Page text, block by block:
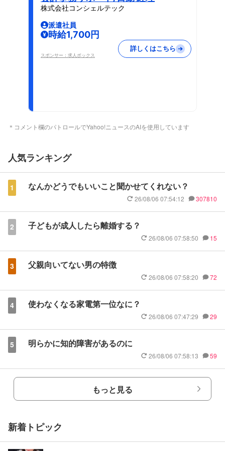
株式会社コンシェルテック
派遣社員
時給1,700円
スポンサー：求人ボックス
詳しくはこちら
＊コメント欄のパトロールでYahoo!ニュースのAIを使用しています
人気ランキング
1 なんかどうでもいいこと聞かせてくれない？
26/08/06 07:54:12 307810
2 子どもが成人したら離婚する？
26/08/06 07:58:50 15
3 父親向いてない男の特徴
26/08/06 07:58:20 72
4 使わなくなる家電第一位なに？
26/08/06 07:47:29 29
5 明らかに知的障害があるのに
26/08/06 07:58:13 59
もっと見る
新着トピック